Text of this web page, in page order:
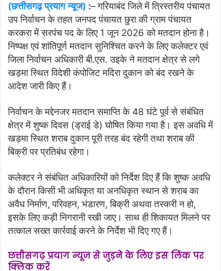
(छत्तीसगढ़ प्रयाग न्यूज) :– गरियाबंद जिले में त्रिस्तरीय पंचायत
उप निर्वाचन के तहत जनपद पंचायत छुरा की ग्राम पंचायत
करकरा में सरपंच पद के लिए 1 जून 2026 को मतदान होना है।
निष्पक्ष एवं शांतिपूर्ण मतदान सुनिश्चित करने के लिए कलेक्टर एवं
जिला निर्वाचन अधिकारी बी.एस. उइके ने मतदान क्षेत्र से लगे
खड़मा स्थित विदेशी कंपोजिट मदिरा दुकान को बंद रखने के
आदेश जारी किए हैं।
निर्वाचन के मद्देनजर मतदान समाप्ति के 48 घंटे पूर्व से संबंधित
क्षेत्र में शुष्क दिवस (ड्राई डे) घोषित किया गया है। इस अवधि में
खड़मा स्थित शराब दुकान पूरी तरह बंद रहेगी तथा शराब की
बिक्री पर प्रतिबंध रहेगा।
कलेक्टर ने संबंधित अधिकारियों को निर्देश दिए हैं कि शुष्क अवधि
के दौरान किसी भी अधिकृत या अनधिकृत स्थान से शराब का
अवैध निर्माण, परिवहन, भंडारण, बिक्री अथवा तस्करी न हो,
इसके लिए कड़ी निगरानी रखी जाए। साथ ही शिकायत मिलने पर
तत्काल सख्त कार्रवाई करने के निर्देश भी दिए गए हैं।
छत्तीसगढ़ प्रयाग न्यूज से जुड़ने के लिए इस लिंक पर
क्लिक करें